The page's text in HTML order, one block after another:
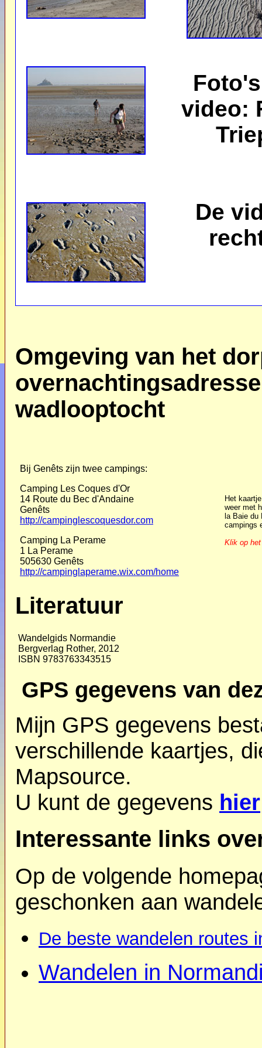
video:
De
Omgeving van het
wadlooptocht
Bij Genêts zijn twee campings:
Camping Les Coques d'Or
14 Route du Bec d'Andaine
Genêts
http://campinglescoquesdor.com
Camping La Perame
1 La Perame
505630 Genêts
http://campinglaperame.wix.com/home
Het
weer met
la Baie
campings
Klik op
Literatuur
Wandelgids Normandie
Bergverlag Rother, 2012
ISBN 9783763343515
GPS gegevens van
Mijn GPS gegevens
verschillende kaartjes,
Mapsource.
U kunt de gegevens hier
Interessante links
Op de volgende
geschonken aan
De beste wandelen routes
Wandelen in